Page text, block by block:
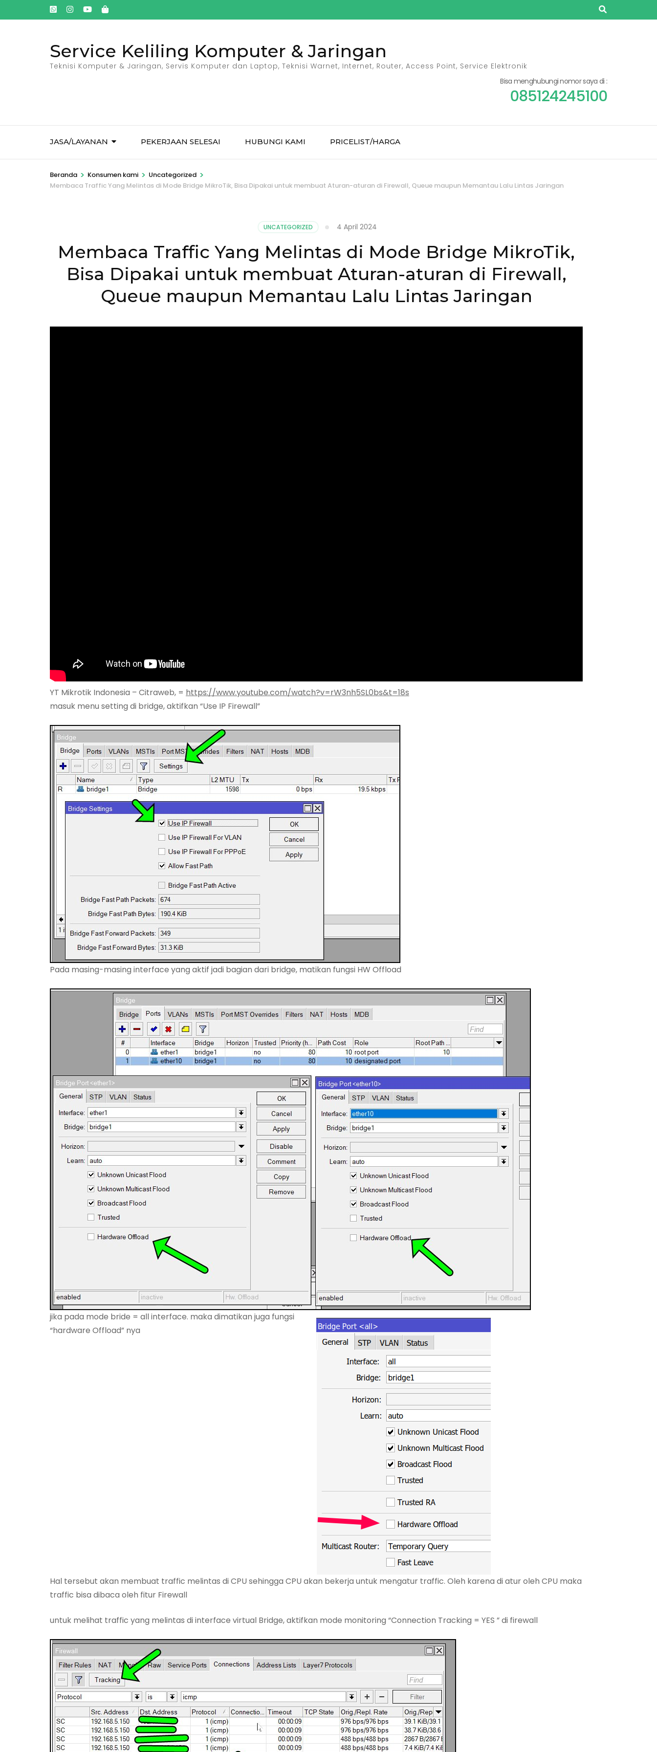
ke
Service Keliling Komputer & Jaringan
Teknisi Komputer & Jaringan, Servis Komputer dan Laptop, Teknisi Warnet, Internet, Router, Access Point, Service Elektronik
Bisa menghubungi nomor saya di :
085124245100
JASA/LAYANAN PEKERJAAN SELESAI HUBUNGI KAMI PRICELIST/HARGA
Beranda > Konsumen kami > Uncategorized >
Membaca Traffic Yang Melintas di Mode Bridge MikroTik, Bisa Dipakai untuk membuat Aturan-aturan di Firewall, Queue maupun Memantau Lalu Lintas Jaringan
UNCATEGORIZED 4 April 2024
Membaca Traffic Yang Melintas di Mode Bridge MikroTik,
Bisa Dipakai untuk membuat Aturan-aturan di Firewall,
Queue maupun Memantau Lalu Lintas Jaringan
YT Mikrotik Indonesia – Citraweb, = https://www.youtube.com/watch?v=rW3nh5SL0bs&t=18s
masuk menu setting di bridge, aktifkan “Use IP Firewall”
Pada masing-masing interface yang aktif jadi bagian dari bridge, matikan fungsi HW Offload
jika pada mode bride = all interface. maka dimatikan juga fungsi
“hardware Offload” nya
Hal tersebut akan membuat traffic melintas di CPU sehingga CPU akan bekerja untuk mengatur traffic. Oleh karena di atur oleh CPU maka
traffic bisa dibaca oleh fitur Firewall
untuk melihat traffic yang melintas di interface virtual Bridge, aktifkan mode monitoring “Connection Tracking = YES ” di firewall